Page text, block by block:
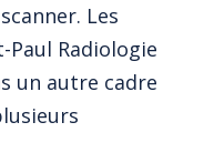
Les
Paul Radiologie
un autre cadre